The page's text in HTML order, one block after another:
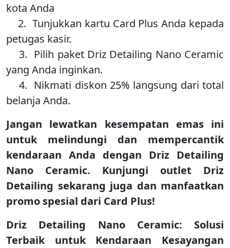
kota Anda
2. Tunjukkan kartu Card Plus Anda kepada
petugas kasir.
3. Pilih paket Driz Detailing Nano Ceramic
yang Anda inginkan.
4. Nikmati diskon 25% langsung dari total
belanja Anda.
Jangan lewatkan kesempatan emas ini
untuk melindungi dan mempercantik
kendaraan Anda dengan Driz Detailing
Nano Ceramic. Kunjungi outlet Driz
Detailing sekarang juga dan manfaatkan
promo spesial dari Card Plus!
Driz Detailing Nano Ceramic: Solusi
Terbaik untuk Kendaraan Kesayangan